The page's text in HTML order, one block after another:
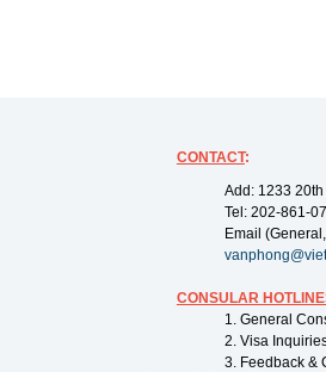
CONTACT:
Add: 1233
Tel: 202-861-
Email
CONSULAR
1. General
2. Visa
3. Feedback &